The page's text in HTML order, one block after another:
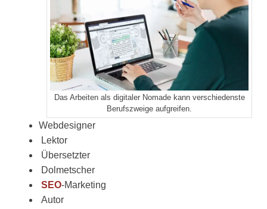
Das Arbeiten als digitaler Nomade kann verschiedenste
Berufszweige aufgreifen.
Webdesigner
Lektor
Übersetzter
Dolmetscher
SEO-Marketing
Autor